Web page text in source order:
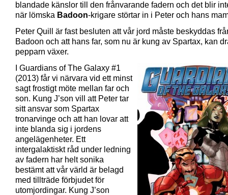
blandade känslor till den frånvarande fadern och det blir
när lömska Badoon-krigare störtar in i Peter och hans
Peter Quill är fast besluten att vår jord måste beskyddas
Badoon och att hans far, som nu är kung av Spartax, kan
pepparn växer.
I Guardians of The Galaxy #1
(2013) får vi närvara vid ett minst
sagt frostigt möte mellan far och
son. Kung J’son vill att Peter tar
sitt ansvar som Spartax
tronarvinge och att han lovar att
inte blanda sig i jordens
angelägenheter. Ett
intergalaktiskt råd under ledning
av fadern har helt sonika
bestämt att vår värld är belagd
med tillträde förbjudet för
utomjordingar. Kung J’son